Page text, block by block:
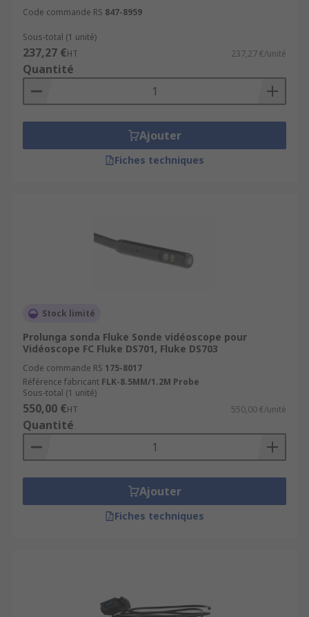
Code commande RS 847-8959
Sous-total (1 unité)
237,27 €HT 237,27 €/unité
Quantité
Ajouter
Fiches techniques
Stock limité
Prolunga sonda Fluke Sonde vidéoscope pour
Vidéoscope FC Fluke DS701, Fluke DS703
Code commande RS 175-8017
Référence fabricant FLK-8.5MM/1.2M Probe
Sous-total (1 unité)
550,00 €HT 550,00 €/unité
Quantité
Ajouter
Fiches techniques